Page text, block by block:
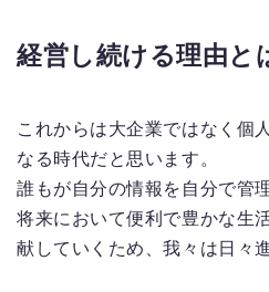
経営し続ける理由と
これからは大企業ではなく個
なる時代だと思います。
誰もが自分の情報を自分で管
将来において便利で豊かな生
献していくため、我々は日々